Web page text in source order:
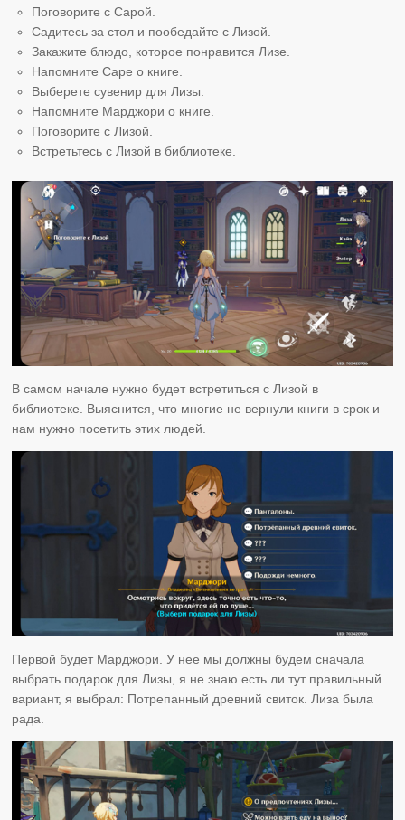
Поговорите с Сарой.
Садитесь за стол и пообедайте с Лизой.
Закажите блюдо, которое понравится Лизе.
Напомните Саре о книге.
Выберете сувенир для Лизы.
Напомните Марджори о книге.
Поговорите с Лизой.
Встретьтесь с Лизой в библиотеке.
В самом начале нужно будет встретиться с Лизой в
библиотеке. Выяснится, что многие не вернули книги в срок и
нам нужно посетить этих людей.
Первой будет Марджори. У нее мы должны будем сначала
выбрать подарок для Лизы, я не знаю есть ли тут правильный
вариант, я выбрал: Потрепанный древний свиток. Лиза была
рада.